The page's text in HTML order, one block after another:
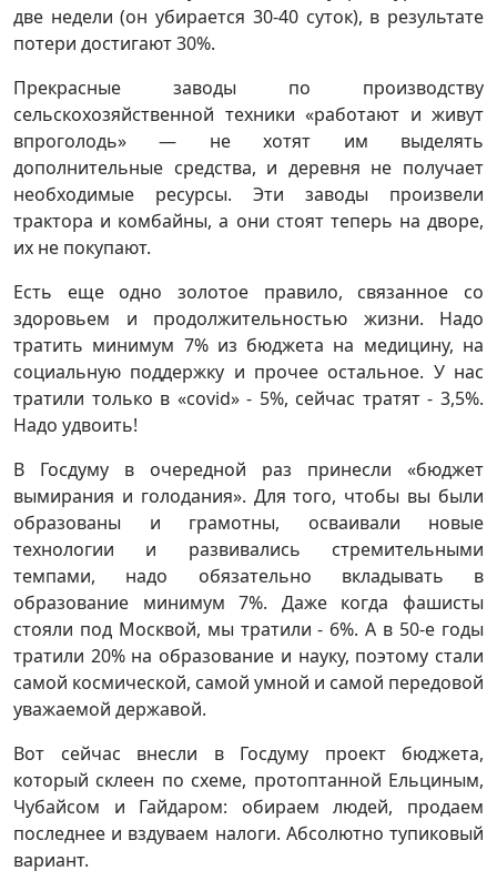
две недели (он убирается 30-40 суток), в результате
потери достигают 30%.
Прекрасные заводы по производству
сельскохозяйственной техники «работают и живут
впроголодь» — не хотят им выделять
дополнительные средства, и деревня не получает
необходимые ресурсы. Эти заводы произвели
трактора и комбайны, а они стоят теперь на дворе,
их не покупают.
Есть еще одно золотое правило, связанное со
здоровьем и продолжительностью жизни. Надо
тратить минимум 7% из бюджета на медицину, на
социальную поддержку и прочее остальное. У нас
тратили только в «covid» - 5%, сейчас тратят - 3,5%.
Надо удвоить!
В Госдуму в очередной раз принесли «бюджет
вымирания и голодания». Для того, чтобы вы были
образованы и грамотны, осваивали новые
технологии и развивались стремительными
темпами, надо обязательно вкладывать в
образование минимум 7%. Даже когда фашисты
стояли под Москвой, мы тратили - 6%. А в 50-е годы
тратили 20% на образование и науку, поэтому стали
самой космической, самой умной и самой передовой
уважаемой державой.
Вот сейчас внесли в Госдуму проект бюджета,
который склеен по схеме, протоптанной Ельциным,
Чубайсом и Гайдаром: обираем людей, продаем
последнее и вздуваем налоги. Абсолютно тупиковый
вариант.